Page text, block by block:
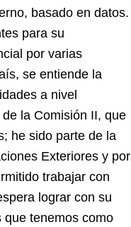
basado en datos.
para su
por varias
se entiende la
a nivel
la Comisión II, que
he sido parte de la
Exteriores y por
trabajar con
lograr con su
que tenemos como